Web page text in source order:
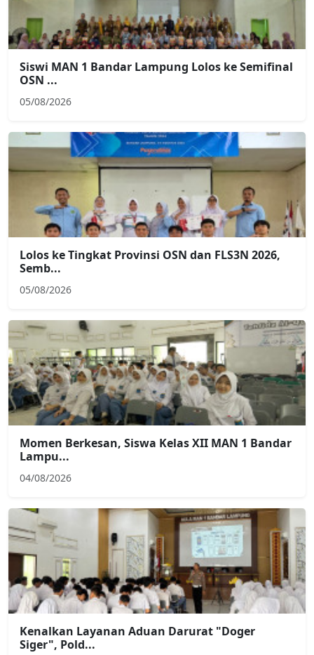
Siswi MAN 1 Bandar Lampung Lolos ke Semifinal
OSN ...
05/08/2026
Lolos ke Tingkat Provinsi OSN dan FLS3N 2026,
Semb...
05/08/2026
Momen Berkesan, Siswa Kelas XII MAN 1 Bandar
Lampu...
04/08/2026
Kenalkan Layanan Aduan Darurat "Doger
Siger", Pold...